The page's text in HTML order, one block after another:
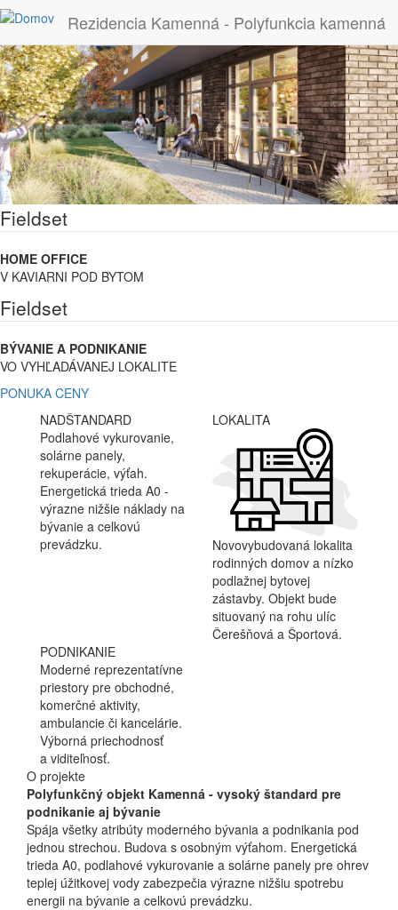
Skočiť na hlavný obsah
Rezidencia Kamenná - Polyfunkcia kamenná
Fieldset
HOME OFFICE
V KAVIARNI POD BYTOM
Fieldset
BÝVANIE A PODNIKANIE
VO VYHĽADÁVANEJ LOKALITE
PONUKA CENY
NADŠTANDARD
Podlahové vykurovanie,
solárne panely,
rekuperácie, výťah.
Energetická trieda A0 -
výrazne nižšie náklady na
bývanie a celkovú
prevádzku.
LOKALITA
Novovybudovaná lokalita
rodinných domov a nízko
podlažnej bytovej
zástavby. Objekt bude
situovaný na rohu ulíc
Čerešňová a Športová.
PODNIKANIE
Moderné reprezentatívne
priestory pre obchodné,
komerčné aktivity,
ambulancie či kancelárie.
Výborná priechodnosť
a viditeľnosť.
O projekte
Polyfunkčný objekt Kamenná - vysoký štandard pre
podnikanie aj bývanie
Spája všetky atribúty moderného bývania a podnikania pod
jednou strechou. Budova s osobným výťahom. Energetická
trieda A0, podlahové vykurovanie a solárne panely pre ohrev
teplej úžitkovej vody zabezpečia výrazne nižšiu spotrebu
energii na bývanie a celkovú prevádzku.